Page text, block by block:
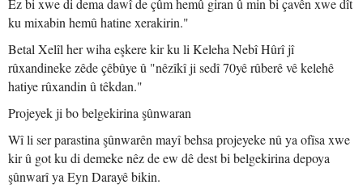
Ez bi xwe di dema dawî de çûm hemû giran û min bi çavên xwe dît
ku mixabin hemû hatine xerakirin."
Betal Xelîl her wiha eşkere kir ku li Keleha Nebî Hûrî jî
rûxandineke zêde çêbûye û "nêzîkî ji sedî 70yê rûberê vê kelehê
hatiye rûxandin û têkdan."
Projeyek ji bo belgekirina şûnwaran
Wî li ser parastina şûnwarên mayî behsa projeyeke nû ya ofîsa xwe
kir û got ku di demeke nêz de ew dê dest bi belgekirina depoya
şûnwarî ya Eyn Darayê bikin.